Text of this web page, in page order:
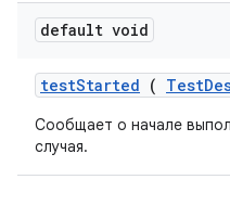
default void
testStarted ( Test
Сообщает о начале
случая.